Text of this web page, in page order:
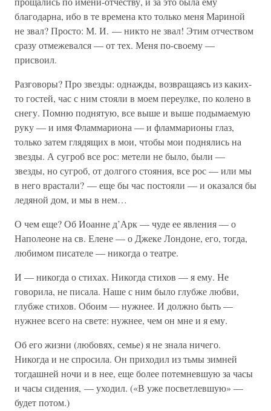
благодарна, ибо в те времена кто только меня Мариной
не звал? Просто: М. И. — никто не звал! Этим отчеством
сразу отмежевался — от тех. Меня по-своему —
присвоил.
Разговоры? Про звезды: однажды, возвращаясь из каких-
то гостей, час с ним стояли в моем переулке, по колено в
снегу. Помню поднятую, все выше и выше подымаемую
руку — и имя Фламмариона — и фламмарионы глаз,
только затем глядящих в мои, чтобы мои поднялись на
звезды. А сугроб все рос: метели не было, были —
звезды, но сугроб, от долгого стояния, все рос — или мы
в него врастали? — еще бы час постояли — и оказался бы
ледяной дом, и мы в нем…
О чем еще? Об Иоанне д’Арк — чуде ее явления — о
Наполеоне на св. Елене — о Джеке Лондоне, его, тогда,
любимом писателе — никогда о театре.
И — никогда о стихах. Никогда стихов — я ему. Не
говорила, не писала. Наше с ним было глубже любви,
глубже стихов. Обоим — нужнее. И должно быть —
нужнее всего на свете: нужнее, чем он мне и я ему.
Об его жизни (любовях, семье) я не знала ничего.
Никогда и не спросила. Он приходил из тьмы зимней
тогдашней ночи и в нее, еще более потемневшую за часы
и часы сидения, — уходил. («В уже посветлевшую» —
будет потом.)